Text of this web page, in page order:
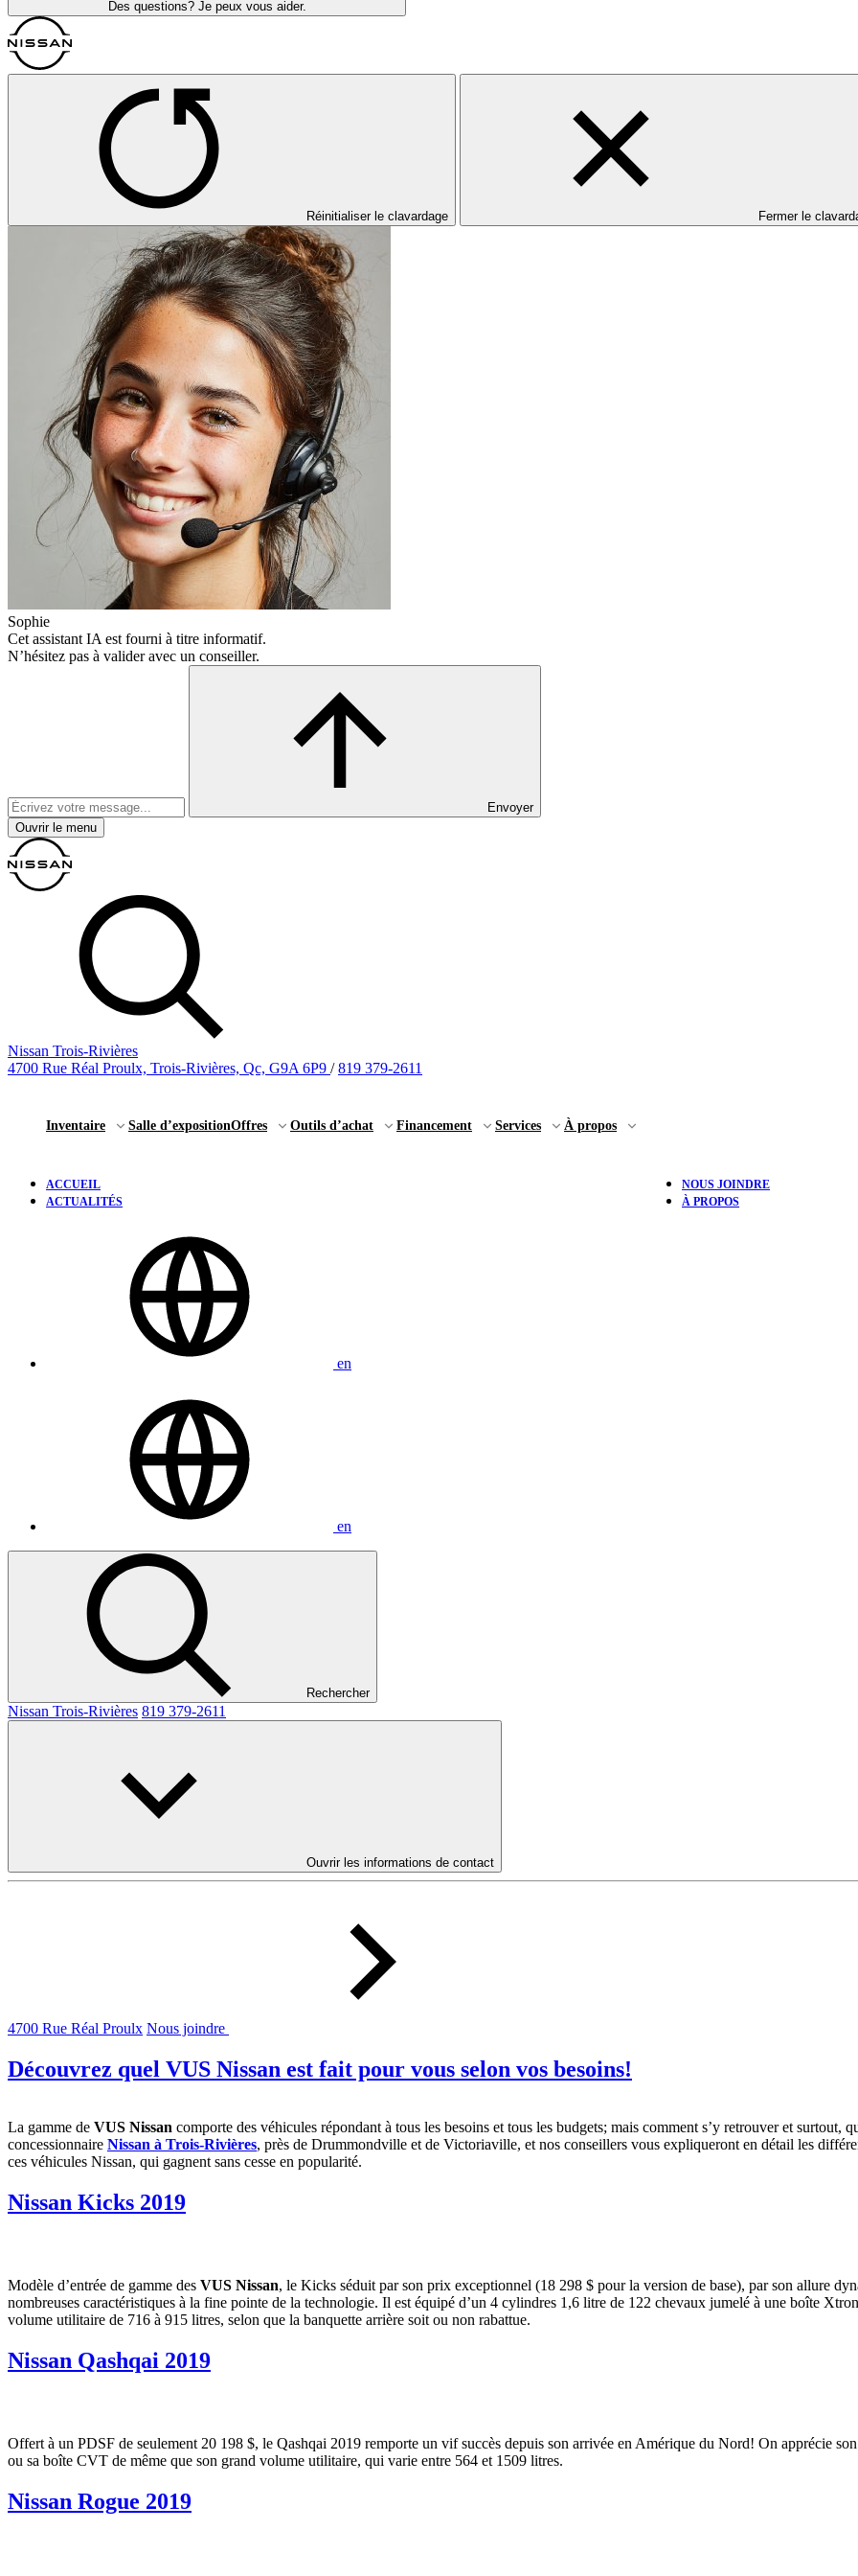
Des questions? Je peux vous aider.
Réinitialiser le clavardage Fermer le
Sophie
Cet assistant IA est fourni à titre informatif.
N’hésitez pas à valider avec un conseiller.
Envoyer
Ouvrir le menu
Nissan Trois-Rivières
4700 Rue Réal Proulx, Trois-Rivières, Qc, G9A 6P9 / 819 379-2611
Inventaire Salle d’expositionOffres Outils d’achat Financement Services À propos
ACCUEIL
NOUS JOINDRE
ACTUALITÉS
À PROPOS
en
en
Rechercher
Nissan Trois-Rivières 819 379-2611
Ouvrir les informations de contact
4700 Rue Réal Proulx Nous joindre
Découvrez quel VUS Nissan est fait pour vous selon vos besoins!
La gamme de VUS Nissan comporte des véhicules répondant à tous les besoins et tous les budgets; mais comment s’y retrouver et surtout,
concessionnaire Nissan à Trois-Rivières, près de Drummondville et de Victoriaville, et nos conseillers vous expliqueront en détail les
ces véhicules Nissan, qui gagnent sans cesse en popularité.
Nissan Kicks 2019
Modèle d’entrée de gamme des VUS Nissan, le Kicks séduit par son prix exceptionnel (18 298 $ pour la version de base), par son allure
nombreuses caractéristiques à la fine pointe de la technologie. Il est équipé d’un 4 cylindres 1,6 litre de 122 chevaux jumelé à une boîte
volume utilitaire de 716 à 915 litres, selon que la banquette arrière soit ou non rabattue.
Nissan Qashqai 2019
Offert à un PDSF de seulement 20 198 $, le Qashqai 2019 remporte un vif succès depuis son arrivée en Amérique du Nord! On apprécie
ou sa boîte CVT de même que son grand volume utilitaire, qui varie entre 564 et 1509 litres.
Nissan Rogue 2019